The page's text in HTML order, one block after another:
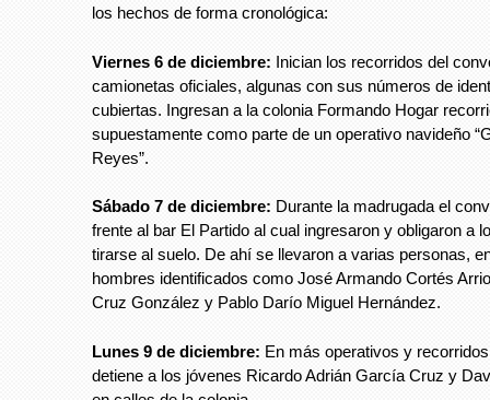
los hechos de forma cronológica:
Viernes 6 de diciembre: Inician los recorridos del
camionetas oficiales, algunas con sus números de
cubiertas. Ingresan a la colonia Formando Hogar
supuestamente como parte de un operativo navideño
Reyes”.
Sábado 7 de diciembre: Durante la madrugada el
frente al bar El Partido al cual ingresaron y obligaron a
tirarse al suelo. De ahí se llevaron a varias personas,
hombres identificados como José Armando Cortés
Cruz González y Pablo Darío Miguel Hernández.
Lunes 9 de diciembre: En más operativos y
detiene a los jóvenes Ricardo Adrián García Cruz y